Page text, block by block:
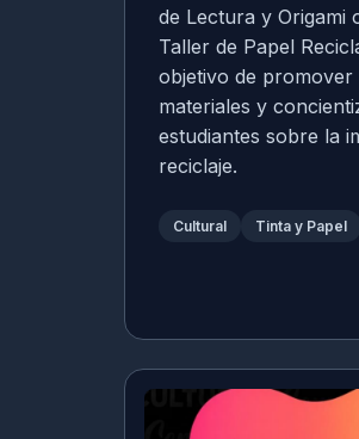
de Lectura y Origami
Taller de Papel
objetivo de promover
materiales y
estudiantes sobre la
reciclaje.
Cultural Tinta y Papel